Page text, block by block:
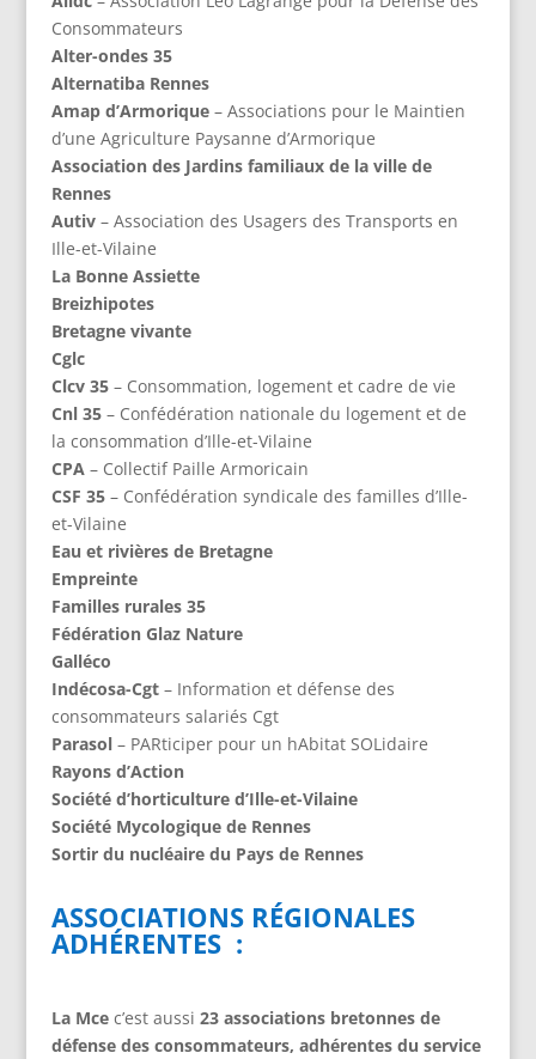
Consommateurs
Alter-ondes 35
Alternatiba Rennes
Amap d’Armorique– Associations pour le Maintien
d’une Agriculture Paysanne d’Armorique
Association des Jardins familiaux de la ville de
Rennes
Autiv– Association des Usagers des Transports en
Ille-et-Vilaine
La Bonne Assiette
Breizhipotes
Bretagne vivante
Cglc
Clcv 35– Consommation, logement et cadre de vie
Cnl 35– Confédération nationale du logement et de
la consommation d’Ille-et-Vilaine
CPA – Collectif Paille Armoricain
CSF 35– Confédération syndicale des familles d’Ille-
et-Vilaine
Eau et rivières de Bretagne
Empreinte
Familles rurales 35
Fédération Glaz Nature
Galléco
Indécosa-Cgt– Information et défense des
consommateurs salariés Cgt
Parasol– PARticiper pour un hAbitat SOLidaire
Rayons d’Action
Société d’horticulture d’Ille-et-Vilaine
Société Mycologique de Rennes
Sortir du nucléaire du Pays de Rennes
ASSOCIATIONS RÉGIONALES
ADHÉRENTES :
La Mcec’est aussi 23 associations bretonnes de
défense des consommateurs, adhérentes du service